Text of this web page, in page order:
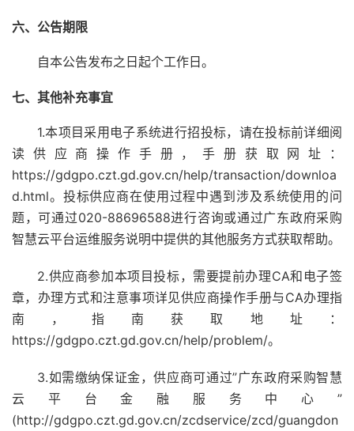
六、公告期限
自本公告发布之日起个工作日。
七、其他补充事宜
1.本项目采用电子系统进行招投标，请在投标前详细阅
读供应商操作手册，手册获取网址：
https://gdgpo.czt.gd.gov.cn/help/transaction/downloa
d.html。投标供应商在使用过程中遇到涉及系统使用的问
题，可通过020-88696588进行咨询或通过广东政府采购
智慧云平台运维服务说明中提供的其他服务方式获取帮助。
2.供应商参加本项目投标，需要提前办理CA和电子签
章，办理方式和注意事项详见供应商操作手册与CA办理指
南，指南获取地址：
https://gdgpo.czt.gd.gov.cn/help/problem/。
3.如需缴纳保证金，供应商可通过”广东政府采购智慧
云平台金融服务中心”
(http://gdgpo.czt.gd.gov.cn/zcdservice/zcd/guangdon